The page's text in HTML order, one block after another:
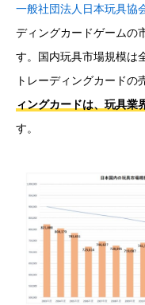
一般社団法人日本玩具協
ディングカードゲームの
す。国内玩具市場規模は
トレーディングカードの
ィングカードは、玩具業
す。